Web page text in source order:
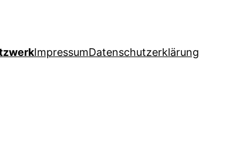
ImpressumDatenschutzerklärung